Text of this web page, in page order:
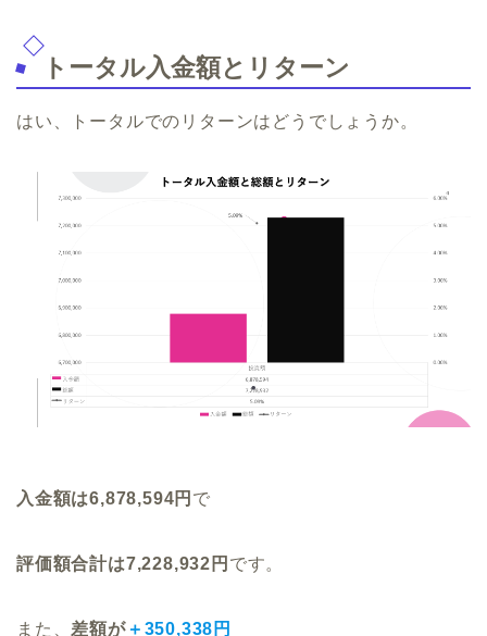
トータル入金額とリターン
はい、トータルでのリターンはどうでしょうか。
入金額は6,878,594円 で
評価額合計は7,228,932円 です。
また、差額が＋350,338円